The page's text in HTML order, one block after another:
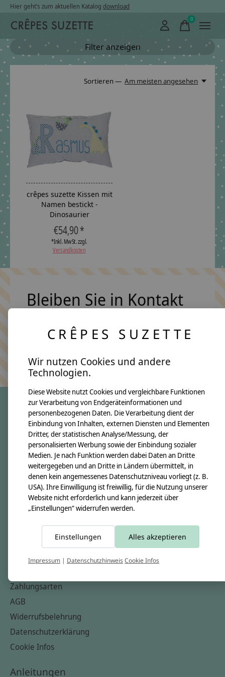
Hier geht’s zum aktuellen Katalog download
0items
Filter anzeigen
Sortieren — Am meisten angesehen
crêpes suzette Kissen mit
Namen bestickt -
Dinosaurier
€54,90 *
*Inkl. MwSt. zzgl.
Versandkosten
Bleiben Sie in Kontakt
Keine Sorge, wir übertreiben es nicht
crêpes suzette
Über uns
Unsere Creppies
Nähkästchen
Unsere Stoffe
Impressum
Informationen
Kontakt
Zahlungsarten
AGB
Widerrufsbelehrung
Datenschutzerklärung
Cookie Infos
Anleitungen
CRÊPES SUZETTE
Wir nutzen Cookies und andere
Technologien.
Diese Website nutzt Cookies und vergleichbare Funktionen
zur Verarbeitung von Endgeräteinformationen und
personenbezogenen Daten. Die Verarbeitung dient der
Einbindung von Inhalten, externen Diensten und Elementen
Dritter, der statistischen Analyse/Messung, der
personalisierten Werbung sowie der Einbindung sozialer
Medien. Je nach Funktion werden dabei Daten an Dritte
weitergegeben und an Dritte in Ländern übermittelt, in
denen kein angemessenes Datenschutzniveau vorliegt (z. B.
USA). Ihre Einwilligung ist freiwillig, für die Nutzung unserer
Website nicht erforderlich und kann jederzeit über
„Einstellungen“ widerrufen werden.
Einstellungen Alles akzeptieren
Impressum | DatenschutzhinweisCookie Infos